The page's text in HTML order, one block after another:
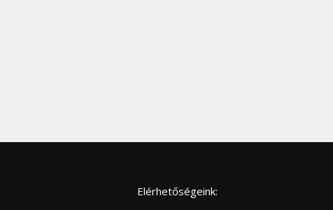
Elérhetőségeink: